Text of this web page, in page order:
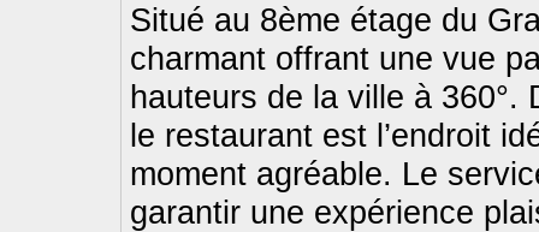
Situé au 8ème étage du
charmant offrant une vue
hauteurs de la ville à 360°.
le restaurant est l’endroit
moment agréable. Le
garantir une expérience